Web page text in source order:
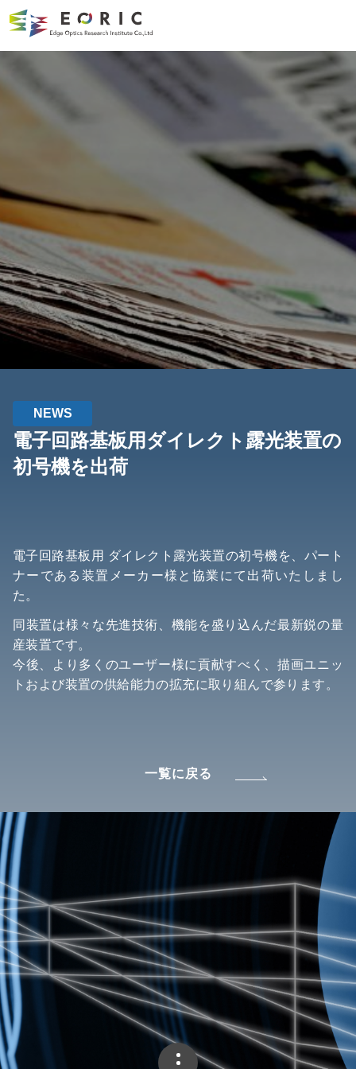
NEWS
電子回路基板用ダイレクト露光装置の
初号機を出荷
電子回路基板用 ダイレクト露光装置の初号機を、パート
ナーである装置メーカー様と協業にて出荷いたしまし
た。
同装置は様々な先進技術、機能を盛り込んだ最新鋭の量
産装置です。
今後、より多くのユーザー様に貢献すべく、描画ユニッ
トおよび装置の供給能力の拡充に取り組んで参ります。
一覧に戻る